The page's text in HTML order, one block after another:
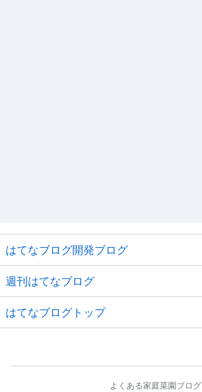
はてなブログ開発ブログ
週刊はてなブログ
はてなブログトップ
よくある家庭菜園ブログ